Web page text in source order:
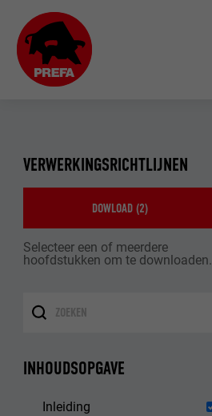
VERWERKINGSRICHTLIJNEN
DOWLOAD (2)
Selecteer een of meerdere
hoofdstukken om te downloaden.
INHOUDSOPGAVE
Inleiding